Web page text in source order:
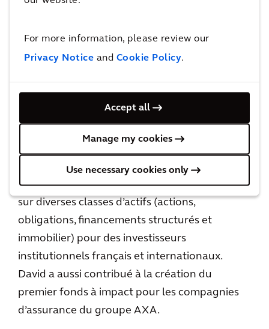
For more information, please review our
Privacy Notice and Cookie Policy.
Accept all
Manage my cookies
Use necessary cookies only
pôle Finance Durable au sein du cabinet de
avec l’Epargne Immobilière et Foncière (IEIF)
l’étude “ESG Trends in Real Estate Investment:
Europe”. Avant Green Soluce, David était chez
AXA Investment Managers (AXA IM) où il a
intégrant des critères ESG. Il a notamment
participé à de nombreux appels d’offres « ISR »
sur diverses classes d’actifs (actions,
obligations, financements structurés et
immobilier) pour des investisseurs
institutionnels français et internationaux.
David a aussi contribué à la création du
premier fonds à impact pour les compagnies
d’assurance du groupe AXA.